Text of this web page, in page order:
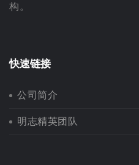
构。
快速链接
公司简介
明志精英团队